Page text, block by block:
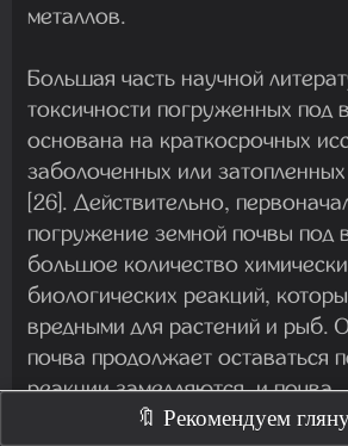
металлов.
Большая часть научной
токсичности погруженных под
основана на краткосрочных
заболоченных или
[26]. Действительно,
погружение земной почвы под
большое количество
биологических реакций,
вредными для растений и рыб.
почва продолжает оставаться
реакции замедляются, и почва
стабилизируется в течение
🔖 Рекомендуем